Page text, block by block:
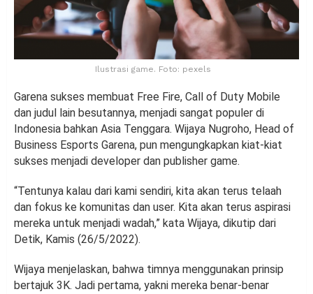
Ilustrasi game. Foto: pexels
Garena sukses membuat Free Fire, Call of Duty Mobile
dan judul lain besutannya, menjadi sangat populer di
Indonesia bahkan Asia Tenggara. Wijaya Nugroho, Head of
Business Esports Garena, pun mengungkapkan kiat-kiat
sukses menjadi developer dan publisher game.
“Tentunya kalau dari kami sendiri, kita akan terus telaah
dan fokus ke komunitas dan user. Kita akan terus aspirasi
mereka untuk menjadi wadah,” kata Wijaya, dikutip dari
Detik, Kamis (26/5/2022).
Wijaya menjelaskan, bahwa timnya menggunakan prinsip
bertajuk 3K. Jadi pertama, yakni mereka benar-benar